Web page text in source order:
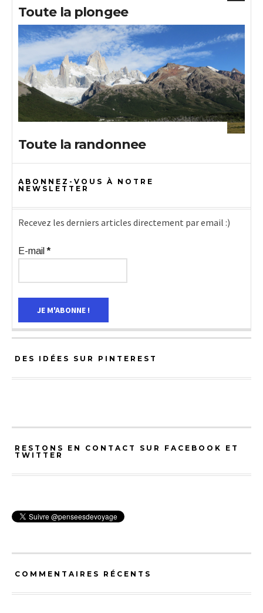
Toute la plongee
Toute la randonnee
ABONNEZ-VOUS À NOTRE
NEWSLETTER
Recevez les derniers articles directement par email :)
E-mail*
DES IDÉES SUR PINTEREST
RESTONS EN CONTACT SUR FACEBOOK ET
TWITTER
COMMENTAIRES RÉCENTS